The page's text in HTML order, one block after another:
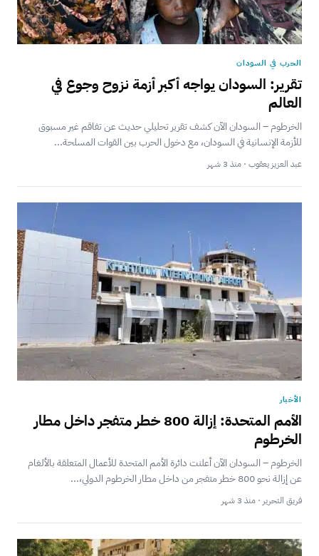
الحرب في السودان
تقرير: السودان يواجه أكبر أزمة نزوح وجوع في
العالم
الخرطوم – السودان الآن كشف تقرير تحليلي حديث عن تفاقم غير مسبوق
للأزمة الإنسانية في السودان، مع دخول الحرب بين القوات المسلحة...
عبد العزيز يعقوب · منذ 3 شهر
الأخبار
الأمم المتحدة: إزالة 800 خطر متفجر داخل مطار
الخرطوم
الخرطوم – السودان الآن أعلنت دائرة الأمم المتحدة للأعمال المتعلقة بالألغام
عن إزالة نحو 800 خطر متفجر من داخل مطار الخرطوم الدولي،...
فريق التحرير · منذ 3 شهر